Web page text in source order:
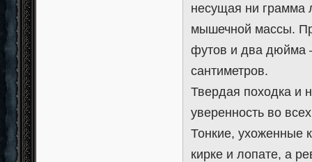
несущая ни грамма
мышечной массы.
футов и два дюйма
сантиметров.
Твердая походка и
уверенность во
Тонкие, ухоженные
кирке и лопате, а